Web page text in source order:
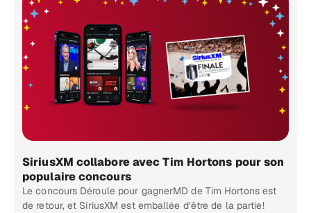
SiriusXM collabore avec Tim Hortons pour son
populaire concours
Le concours Déroule pour gagnerMD de Tim Hortons est
de retour, et SiriusXM est emballée d’être de la partie!